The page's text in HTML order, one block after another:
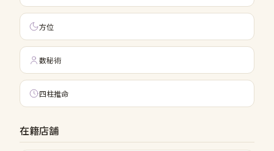
方位
数秘術
四柱推命
在籍店舗